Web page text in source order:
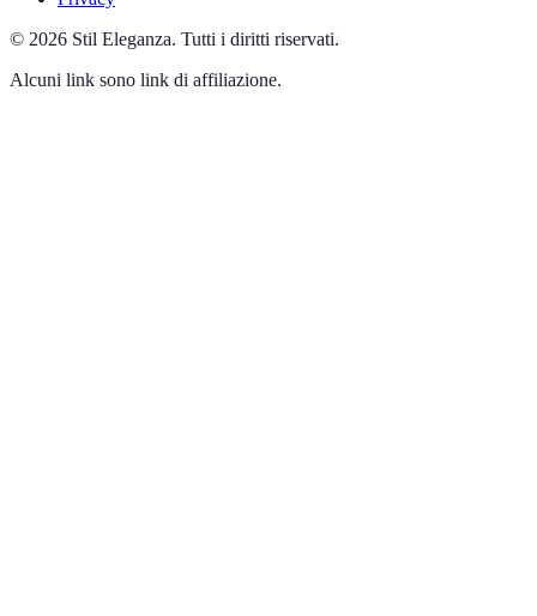
© 2026 Stil Eleganza. Tutti i diritti riservati.
Alcuni link sono link di affiliazione.